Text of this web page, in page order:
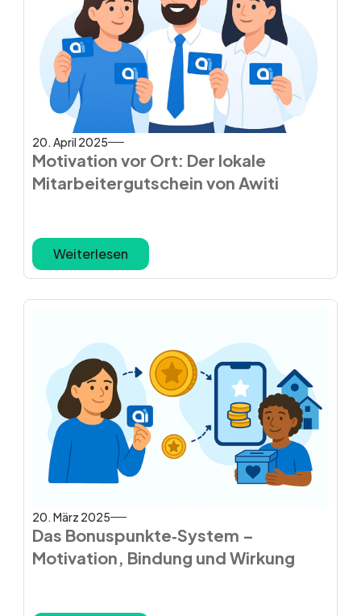
20. April 2025
Motivation vor Ort: Der lokale
Mitarbeitergutschein von Awiti
Weiterlesen
20. März 2025
Das Bonuspunkte‑System –
Motivation, Bindung und Wirkung